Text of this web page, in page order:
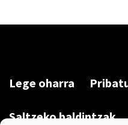
Lege oharra
Saltzeko baldintzak